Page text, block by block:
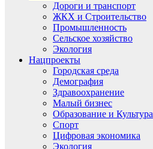
Дороги и транспорт
ЖКХ и Строительство
Промышленность
Сельское хозяйство
Экология
Нацпроекты
Городская среда
Демография
Здравоохранение
Малый бизнес
Образование и Культура
Спорт
Цифровая экономика
Экология